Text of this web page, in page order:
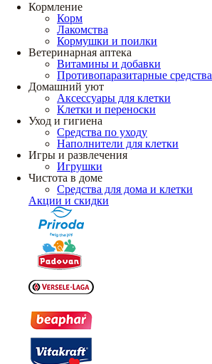
Кормление
Корм
Лакомства
Кормушки и поилки
Ветеринарная аптека
Витамины и добавки
Противопаразитарные средства
Домашний уют
Аксессуары для клетки
Клетки и переноски
Уход и гигиена
Средства по уходу
Наполнители для клетки
Игры и развлечения
Игрушки
Чистота в доме
Средства для дома и клетки
Акции и скидки